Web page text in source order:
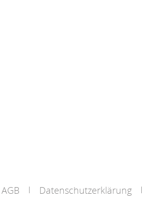
AGB Datenschutzerklärung